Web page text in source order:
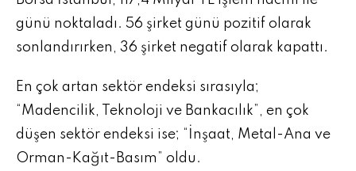
günü noktaladı. 56 şirket günü pozitif olarak
sonlandırırken, 36 şirket negatif olarak kapattı.
En çok artan sektör endeksi sırasıyla;
“Madencilik, Teknoloji ve Bankacılık”, en çok
düşen sektör endeksi ise; “İnşaat, Metal-Ana ve
Orman-Kağıt-Basım” oldu.